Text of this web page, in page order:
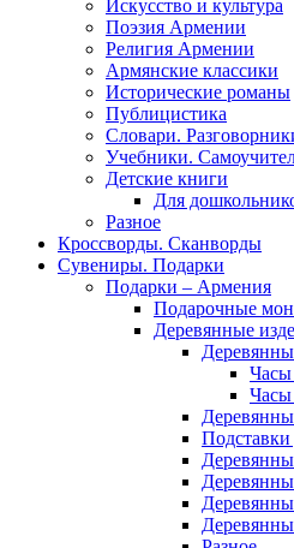
Иcкусство и культура
Поэзия Армении
Религия Армении
Армянские классики
Исторические романы
Публицистика
Словари.
Учебники.
Детские книги
Для
Разное
Кроссворды. Сканворды
Сувениры. Подарки
Подарки – Армения
Подарочные
Деревянные
Часы
Часы
Подставки